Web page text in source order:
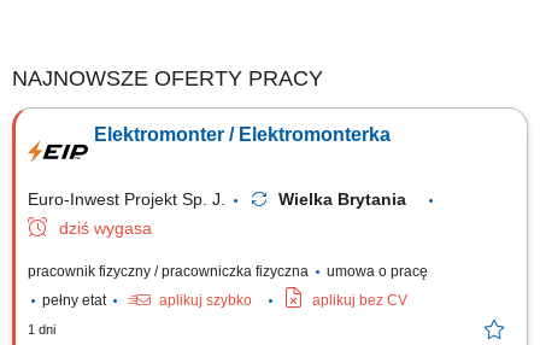
NAJNOWSZE OFERTY PRACY
Elektromonter / Elektromonterka
Euro-Inwest Projekt Sp. J.
Wielka Brytania
dziś wygasa
pracownik fizyczny / pracowniczka fizyczna
umowa o pracę
pełny etat
aplikuj szybko aplikuj bez CV
1 dni